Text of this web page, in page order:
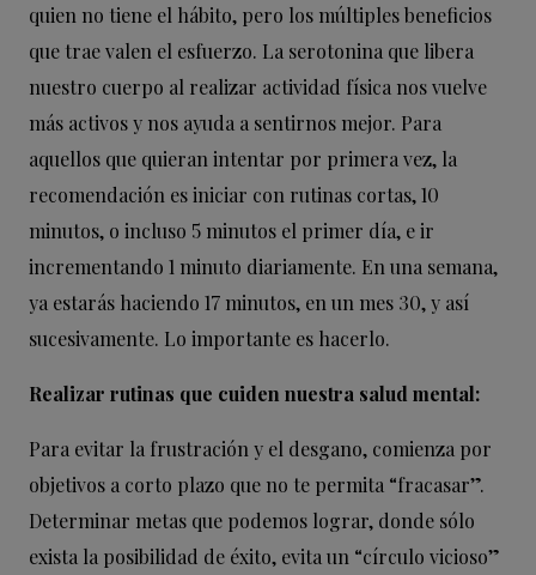
quien no tiene el hábito, pero los múltiples beneficios
que trae valen el esfuerzo. La serotonina que libera
nuestro cuerpo al realizar actividad física nos vuelve
más activos y nos ayuda a sentirnos mejor. Para
aquellos que quieran intentar por primera vez, la
recomendación es iniciar con rutinas cortas, 10
minutos, o incluso 5 minutos el primer día, e ir
incrementando 1 minuto diariamente. En una semana,
ya estarás haciendo 17 minutos, en un mes 30, y así
sucesivamente. Lo importante es hacerlo.
Realizar rutinas que cuiden nuestra salud mental:
Para evitar la frustración y el desgano, comienza por
objetivos a corto plazo que no te permita “fracasar”.
Determinar metas que podemos lograr, donde sólo
exista la posibilidad de éxito, evita un “círculo vicioso”